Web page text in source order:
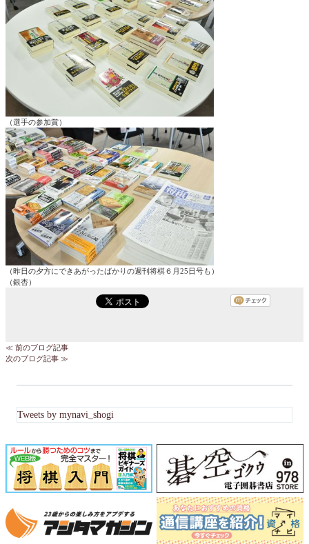
（選手の参加賞）
（昨日の夕方にできあがったばかりの週刊将棋６月25日号も）
（銀杏）
≪ 前のブログ記事
次のブログ記事 ≫
Tweets by mynavi_shogi